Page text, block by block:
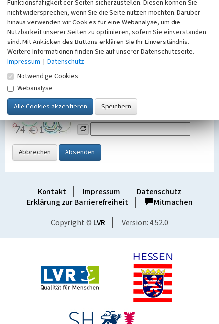
dem 25.05.2018 gültigen Europäischen Datenschutzgrundverordnung
(EU-DSGVO) vertraulich behandelt, beachten Sie bitte unsere
Hinweise zumDatenschutz
Nachricht
SicherheitsabfrageTragen Sie unten das Rechenergebnis aus der
Grafik ein
Abbrechen Absenden
Kontakt Impressum
Datenschutz
Erklärung zur Barrierefreiheit
Mitmachen
Copyright © LVR Version: 4.52.0
Funktionsfähigkeit der Seiten sicherzustellen. Diesen können Sie
nicht widersprechen, wenn Sie die Seite nutzen möchten. Darüber
hinaus verwenden wir Cookies für eine Webanalyse, um die
Nutzbarkeit unserer Seiten zu optimieren, sofern Sie einverstanden
sind. Mit Anklicken des Buttons erklären Sie Ihr Einverständnis.
Weitere Informationen finden Sie auf unserer Datenschutzseite.
Impressum | Datenschutz
Notwendige Cookies
Webanalyse